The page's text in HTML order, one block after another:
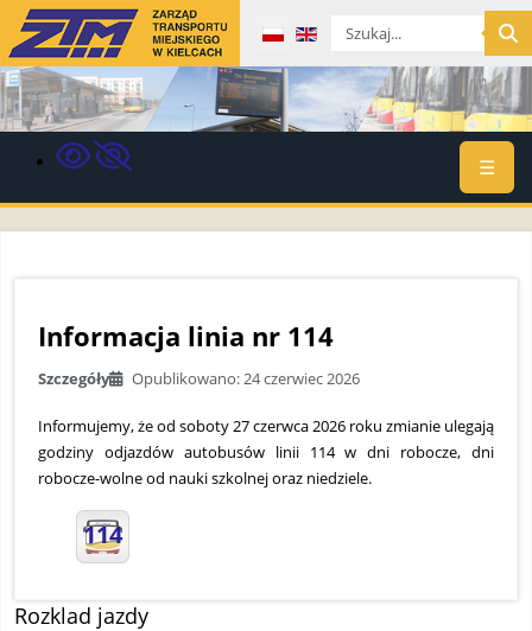
Wybierz swój język
☰
Informacja linia nr 114
Szczegóły Opublikowano: 24 czerwiec 2026
Informujemy, że od soboty 27 czerwca 2026 roku zmianie ulegają
godziny odjazdów autobusów linii 114 w dni robocze, dni
robocze-wolne od nauki szkolnej oraz niedziele.
114
Rozklad jazdy